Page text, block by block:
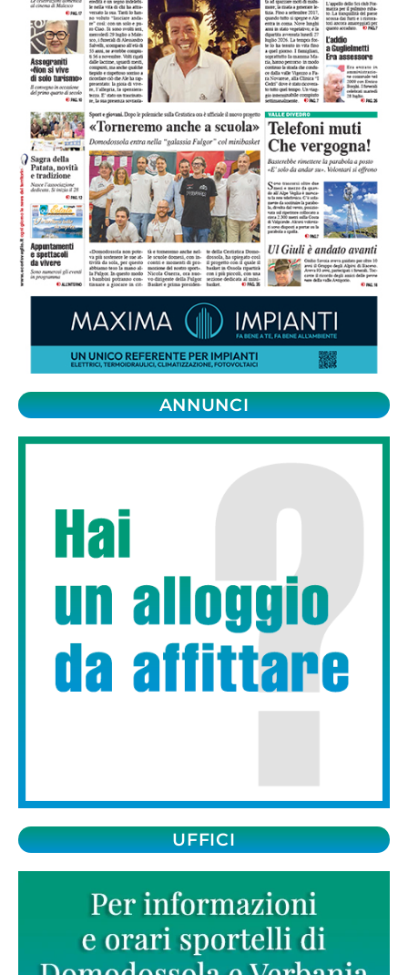
ANNUNCI
UFFICI